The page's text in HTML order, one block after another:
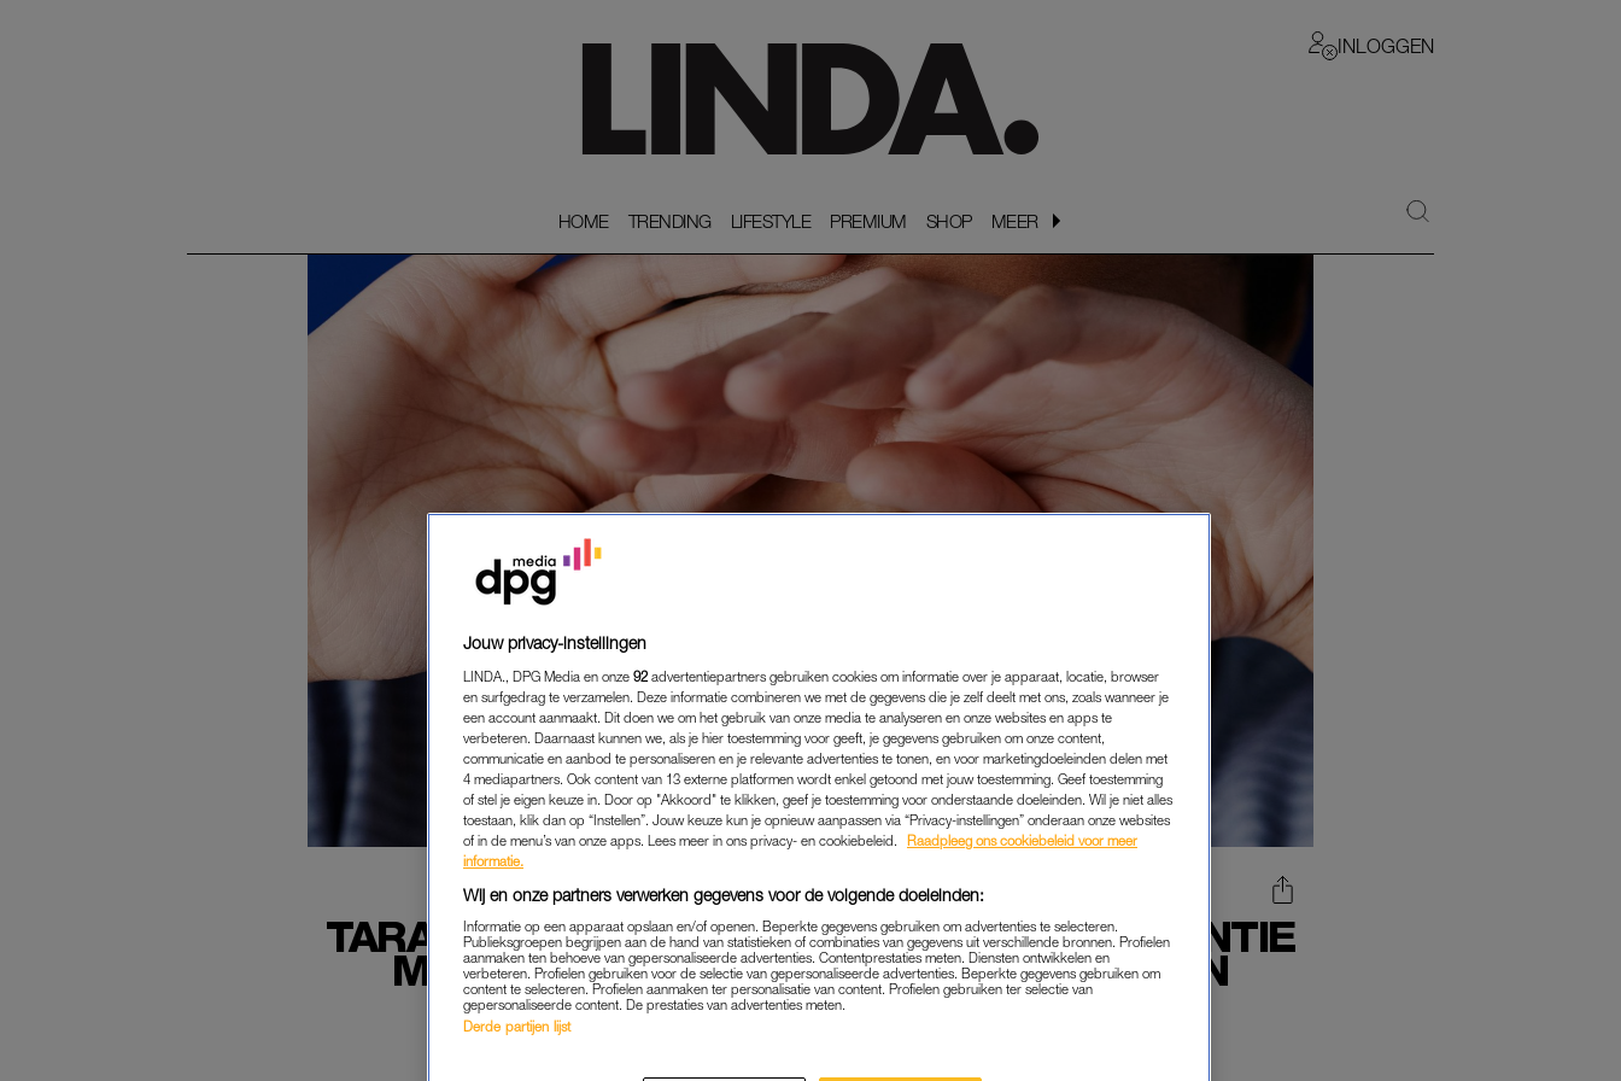
INLOGGEN
HOME
HOME TRENDING
TRENDING LIFESTYLE
LIFESTYLE PREMIUM
PREMIUM SHOP
SHOP MEER
MEER
TARA'S DOCHTER MAG NIET MEE OP VAKANTIE
MET HAAR VADER: 'HIJ GAAT AL MET Z'N
VRIENDIN EN HAAR KINDEREN'
LEKKER SAMENGESTELD
Jouw privacy-instellingen
LINDA., DPG Media en onze 92 advertentiepartners gebruiken cookies om informatie over je apparaat, locatie, browser
en surfgedrag te verzamelen. Deze informatie combineren we met de gegevens die je zelf deelt met ons, zoals wanneer je
een account aanmaakt. Dit doen we om het gebruik van onze media te analyseren en onze websites en apps te
verbeteren. Daarnaast kunnen we, als je hier toestemming voor geeft, je gegevens gebruiken om onze content,
communicatie en aanbod te personaliseren en je relevante advertenties te tonen, en voor marketingdoeleinden delen met
4 mediapartners. Ook content van 13 externe platformen wordt enkel getoond met jouw toestemming. Geef toestemming
of stel je eigen keuze in. Door op "Akkoord" te klikken, geef je toestemming voor onderstaande doeleinden. Wil je niet alles
toestaan, klik dan op “Instellen”. Jouw keuze kun je opnieuw aanpassen via “Privacy-instellingen” onderaan onze websites
of in de menu’s van onze apps. Lees meer in ons privacy- en cookiebeleid.
Raadpleeg ons cookiebeleid voor meer
informatie.
Wij en onze partners verwerken gegevens voor de volgende doeleinden:
Informatie op een apparaat opslaan en/of openen. Beperkte gegevens gebruiken om advertenties te selecteren.
Publieksgroepen begrijpen aan de hand van statistieken of combinaties van gegevens uit verschillende bronnen. Profielen
aanmaken ten behoeve van gepersonaliseerde advertenties. Contentprestaties meten. Diensten ontwikkelen en
verbeteren. Profielen gebruiken voor de selectie van gepersonaliseerde advertenties. Beperkte gegevens gebruiken om
content te selecteren. Profielen aanmaken ter personalisatie van content. Profielen gebruiken ter selectie van
gepersonaliseerde content. De prestaties van advertenties meten.
Derde partijen lijst